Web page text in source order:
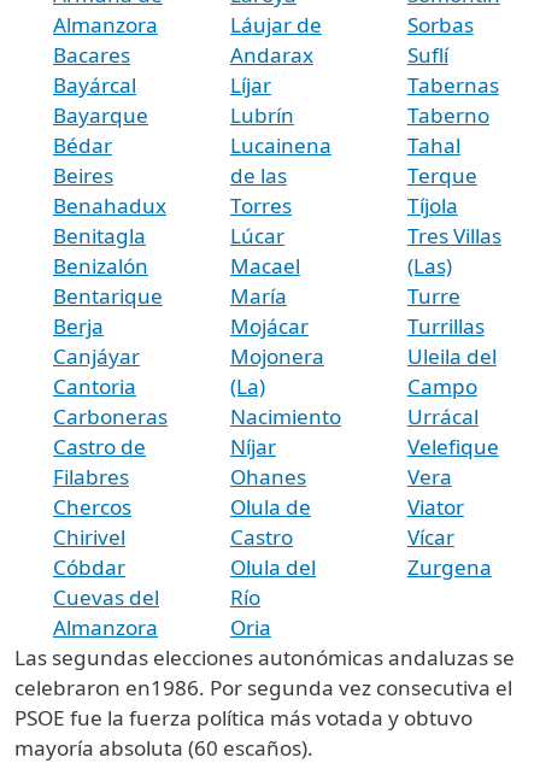
Almanzora
Bacares
Bayárcal
Bayarque
Bédar
Beires
Benahadux
Benitagla
Benizalón
Bentarique
Berja
Canjáyar
Cantoria
Carboneras
Castro de
Filabres
Chercos
Chirivel
Cóbdar
Cuevas del
Almanzora
Láujar de
Andarax
Líjar
Lubrín
Lucainena
de las
Torres
Lúcar
Macael
María
Mojácar
Mojonera
(La)
Nacimiento
Níjar
Ohanes
Olula de
Castro
Olula del
Río
Oria
Sorbas
Suflí
Tabernas
Taberno
Tahal
Terque
Tíjola
Tres Villas
(Las)
Turre
Turrillas
Uleila del
Campo
Urrácal
Velefique
Vera
Viator
Vícar
Zurgena
Las segundas elecciones autonómicas andaluzas se
celebraron en1986. Por segunda vez consecutiva el
PSOE fue la fuerza política más votada y obtuvo
mayoría absoluta (60 escaños).